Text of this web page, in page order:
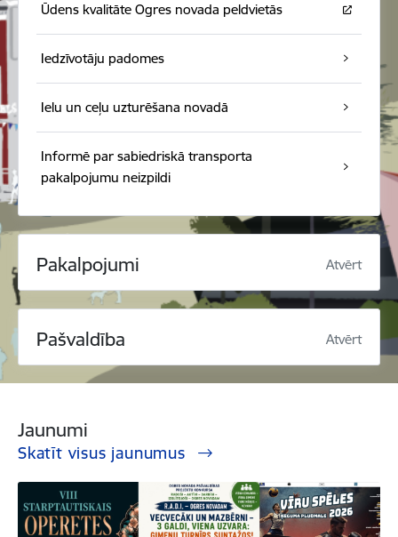
Ūdens kvalitāte Ogres novada peldvietās
Iedzīvotāju padomes
Ielu un ceļu uzturēšana novadā
Informē par sabiedriskā transporta
pakalpojumu neizpildi
Pakalpojumi Atvērt
Pašvaldība Atvērt
Jaunumi
Skatīt visus jaunumus